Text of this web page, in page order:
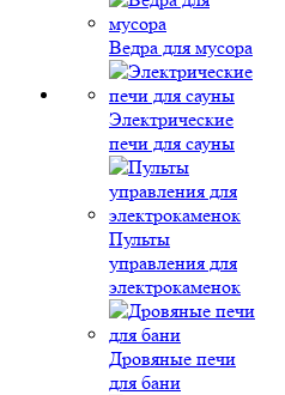
Ведра для мусора
Электрические
печи для сауны
Пульты
управления для
электрокаменок
Дровяные печи
для бани